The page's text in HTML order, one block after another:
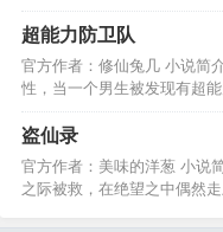
心魔。吾辈何以为战？…
超能力防卫队
官方作者：修仙兔几 小说简
性，当一个男生被发现有超
化？好不好看，一看便知。…
盗仙录
官方作者：美味的洋葱 小说
之际被救，在绝望之中偶然